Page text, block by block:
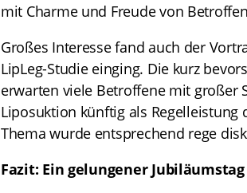
mit Charme und Freude von
Großes Interesse fand auch der
LipLeg-Studie einging. Die kurz
erwarten viele Betroffene mit großer
Liposuktion künftig als Regelleistung
Thema wurde entsprechend rege
Fazit: Ein gelungener Jubiläumstag